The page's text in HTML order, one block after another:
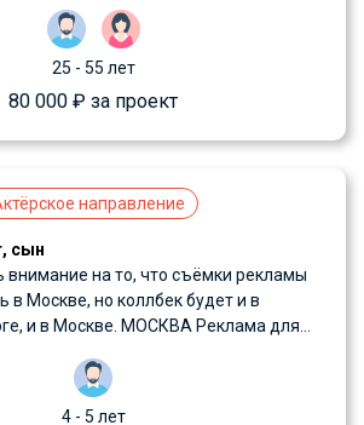
25 - 55 лет
80 000 ₽ за проект
направление
сын
внимание на то, что съёмки рекламы
в Москве, но коллбек будет и в
и в Москве. МОСКВА Реклама для...
4 - 5 лет